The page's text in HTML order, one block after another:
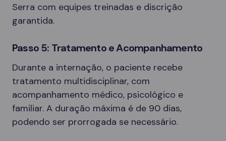
Serra com equipes treinadas e discrição
garantida.
Passo 5: Tratamento e Acompanhamento
Durante a internação, o paciente recebe
tratamento multidisciplinar, com
acompanhamento médico, psicológico e
familiar. A duração máxima é de 90 dias,
podendo ser prorrogada se necessário.